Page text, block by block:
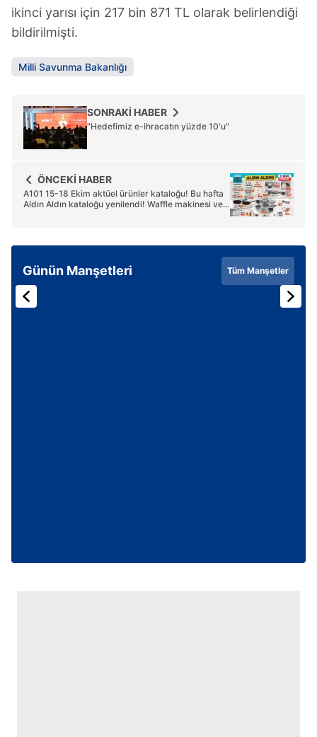
ikinci yarısı için 217 bin 871 TL olarak belirlendiği
bildirilmişti.
Milli Savunma Bakanlığı
SONRAKİ HABER
"Hedefimiz e-ihracatın yüzde 10'u"
ÖNCEKİ HABER
A101 15-18 Ekim aktüel ürünler kataloğu! Bu hafta
Aldın Aldın kataloğu yenilendi! Waffle makinesi ve
Günün Manşetleri Tüm Manşetler